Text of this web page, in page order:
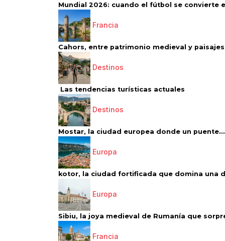
Mundial 2026: cuando el fútbol se convierte
Francia
Cahors, entre patrimonio medieval y paisajes
Destinos
Las tendencias turísticas actuales
Destinos
Mostar, la ciudad europea donde un puente...
Europa
kotor, la ciudad fortificada que domina una
Europa
Sibiu, la joya medieval de Rumanía que
Francia